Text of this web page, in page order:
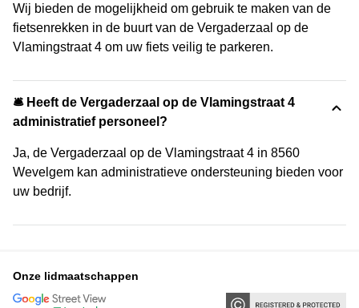
Wij bieden de mogelijkheid om gebruik te maken van de
fietsenrekken in de buurt van de Vergaderzaal op de
Vlamingstraat 4 om uw fiets veilig te parkeren.
🛎 Heeft de Vergaderzaal op de Vlamingstraat 4
administratief personeel?
Ja, de Vergaderzaal op de Vlamingstraat 4 in 8560
Wevelgem kan administratieve ondersteuning bieden voor
uw bedrijf.
Onze lidmaatschappen